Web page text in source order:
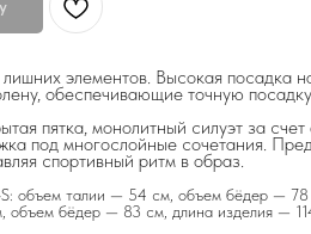
элементов. Высокая посадка
обеспечивающие точную
пятка, монолитный силуэт за
под многослойные сочетания.
спортивный ритм в образ.
S: объем талии — 54 см, объем бёдер — 78
объем бёдер — 83 см, длина изделия —